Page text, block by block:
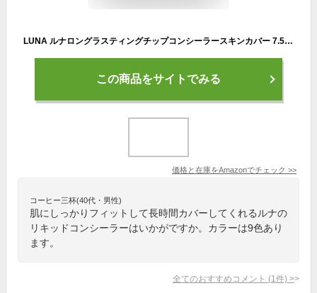
LUNA ルナロングラスティングチップコンシーラースキンカバー 7.5g 韓国コスメチップコンシーラー 1号バニラ
この商品をサイトでみる
価格と在庫をAmazonでチェック >>
コーヒー三杯(40代・男性)
肌にしっかりフィットして長時間カバーしてくれるルナの
リキッドコンシーラーはいかがですか。カラーは9色あり
ます。
全てのおすすめコメント (1 件) >